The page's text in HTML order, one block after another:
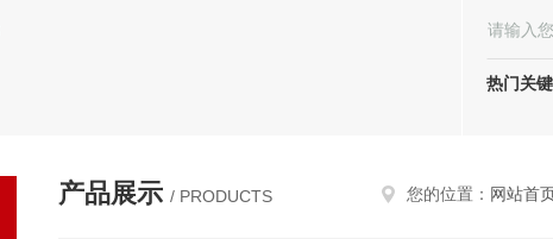
热门关键
产品展示 / PRODUCTS 您的位置： 网站首